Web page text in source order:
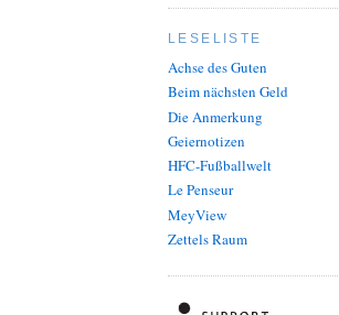
LESELISTE
Achse des Guten
Beim nächsten Geld
Die Anmerkung
Geiernotizen
HFC-Fußballwelt
Le Penseur
MeyView
Zettels Raum